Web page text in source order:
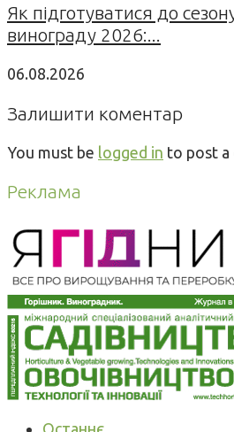
Як підготуватися до
винограду 2026:...
06.08.2026
Залишити коментар
You must be logged in to post a
Реклама